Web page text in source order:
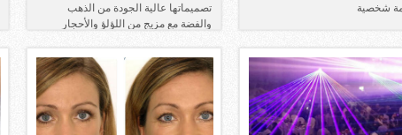
شخصية
تصميماتها عالية الجودة من الذهب
والفضة مع مزيج من اللؤلؤ والأحجار